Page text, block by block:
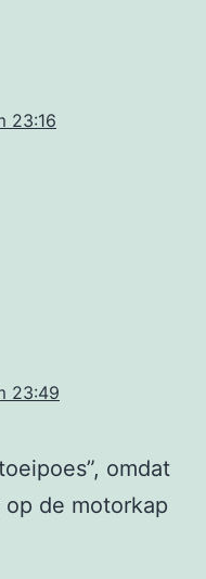
23:16
23:49
omdat
de motorkap